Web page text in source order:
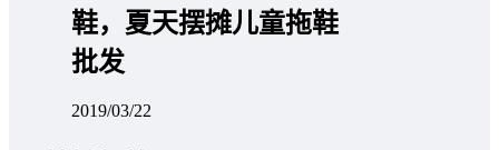
鞋，夏天摆摊儿童拖鞋
批发
2019/03/22